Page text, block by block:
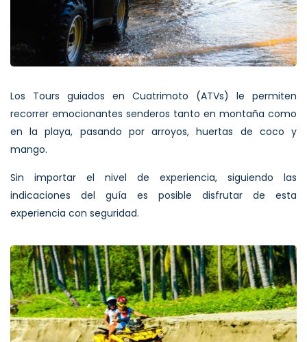
Los Tours guiados en Cuatrimoto (ATVs) le permiten
recorrer emocionantes senderos tanto en montaña como
en la playa, pasando por arroyos, huertas de coco y
mango.
Sin importar el nivel de experiencia, siguiendo las
indicaciones del guía es posible disfrutar de esta
experiencia con seguridad.